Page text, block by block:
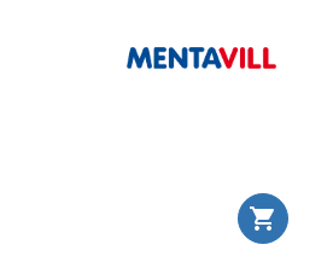
shopping_cart